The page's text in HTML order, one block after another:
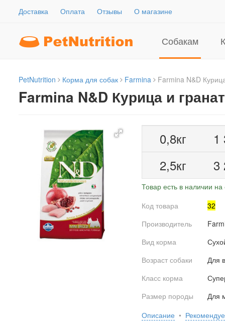
Доставка Оплата Отзывы О магазине
Собакам
PetNutrition Корма для собак Farmina Farmina N&D
Farmina N&D Курица и
0,8кг
1
2,5кг
3
Товар есть в наличии на
Код товара
32
Производитель
Вид корма
Возраст собаки
Для
Класс корма
Размер породы
Для
Описание •